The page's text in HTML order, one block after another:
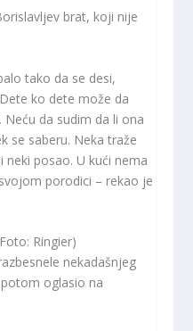
brat, koji nije
tako da se desi,
ko dete može da
da sudim da li ona
se saberu. Neka traže
neki posao. U kući nema
porodici – rekao je
Ringier)
nekadašnjeg
oglasio na